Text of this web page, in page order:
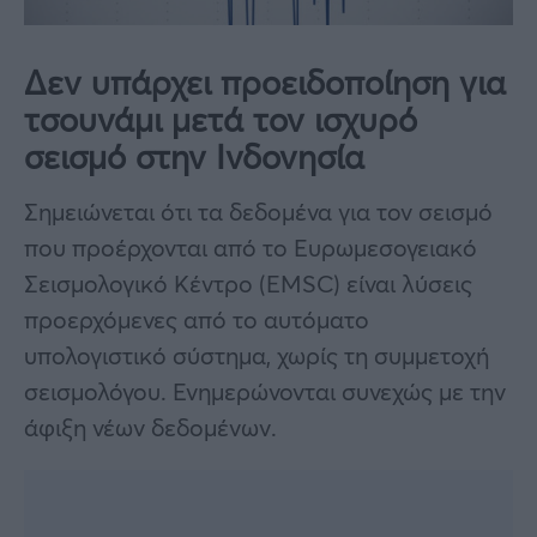
Δεν υπάρχει προειδοποίηση για
τσουνάμι μετά τον ισχυρό
σεισμό στην Ινδονησία
Σημειώνεται ότι τα δεδομένα για τον σεισμό
που προέρχονται από το Ευρωμεσογειακό
Σεισμολογικό Κέντρο (EMSC) είναι λύσεις
προερχόμενες από το αυτόματο
υπολογιστικό σύστημα, χωρίς τη συμμετοχή
σεισμολόγου. Ενημερώνονται συνεχώς με την
άφιξη νέων δεδομένων.